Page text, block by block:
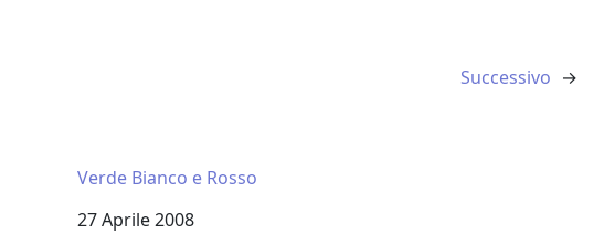
Successivo →
Verde Bianco e Rosso
Data
27 Aprile 2008